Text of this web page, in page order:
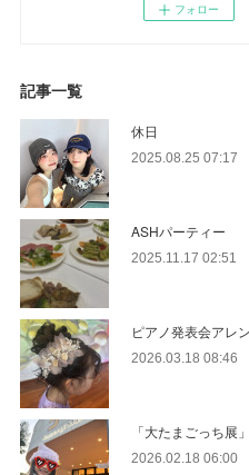
フォロー
記事一覧
休日
2025.08.25 07:17
ASHパーティー
2025.11.17 02:51
ピアノ発表会アレ
2026.03.18 08:46
「大たまごっち展
2026.02.18 06:00